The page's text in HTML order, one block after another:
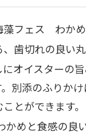
藻フェス わか
歯切れの良い
オイスターの
別添のふりか
とができます。
かめと食感の良